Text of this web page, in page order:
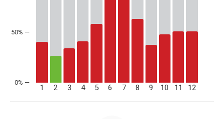
50% —
1 2 3 4 5 6 7 8 9 10 11 12